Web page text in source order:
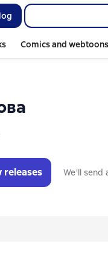
Comics and webtoons
releases We'll send